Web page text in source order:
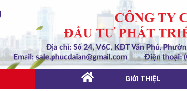
GIỚI THIỆU